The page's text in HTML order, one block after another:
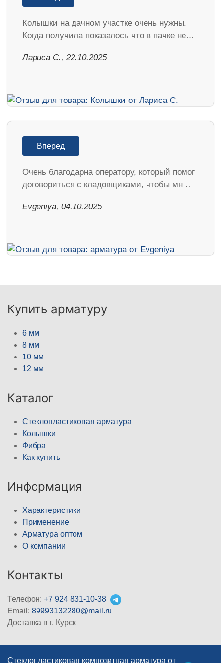
Колышки на дачном участке очень нужны.
Когда получила показалось что в пачке не…
Лариса С., 22.10.2025
Вперед
Очень благодарна оператору, который помог
договориться с кладовщиками, чтобы мн…
Evgeniya, 04.10.2025
Купить арматуру
6 мм
8 мм
10 мм
12 мм
Каталог
Стеклопластиковая арматура
Колышки
Фибра
Как купить
Информация
Характеристики
Применение
Арматура оптом
О компании
Контакты
Телефон: +7 924 831-10-38
Email: 89993132280@mail.ru
Доставка в г. Курск
Стеклопластиковая композитная арматура от